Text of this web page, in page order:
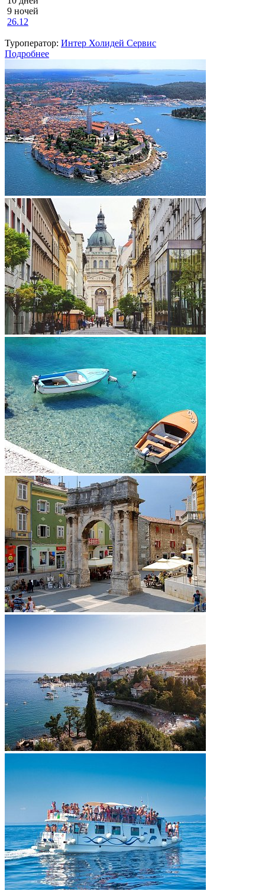
9 ночей
26.12
Туроператор: Интер Холидей Сервис
Подробнее